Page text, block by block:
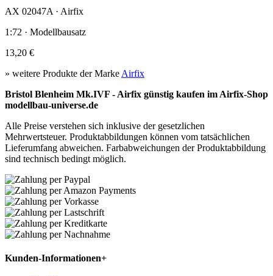
AX 02047A · Airfix
1:72 · Modellbausatz
13,20 €
» weitere Produkte der Marke Airfix
Bristol Blenheim Mk.IVF - Airfix günstig kaufen im Airfix-Shop
modellbau-universe.de
Alle Preise verstehen sich inklusive der gesetzlichen
Mehrwertsteuer. Produktabbildungen können vom tatsächlichen
Lieferumfang abweichen. Farbabweichungen der Produktabbildung
sind technisch bedingt möglich.
Kunden-Informationen+